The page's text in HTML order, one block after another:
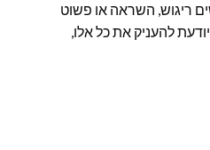
ריגוש, השראה או פשוט
להעניק את כל אלו,